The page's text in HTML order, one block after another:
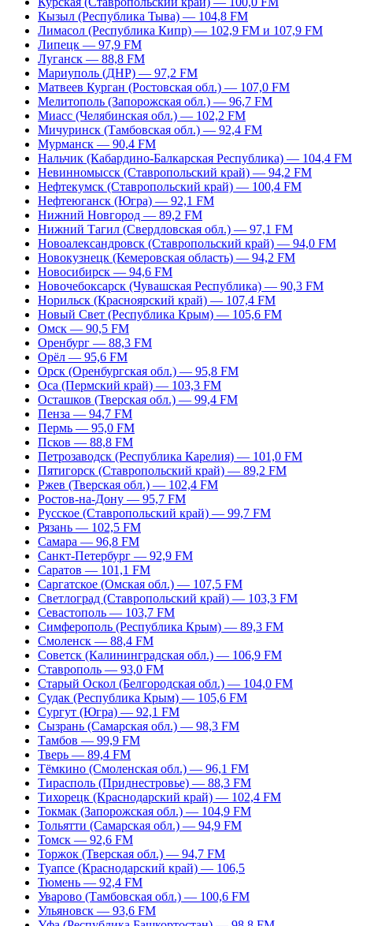
Кызыл (Республика Тыва) — 104,8 FM
Лимасол (Республика Кипр) — 102,9 FM и 107,9 FM
Липецк — 97,9 FM
Луганск — 88,8 FM
Мариуполь (ДНР) — 97,2 FM
Матвеев Курган (Ростовская обл.) — 107,0 FM
Мелитополь (Запорожская обл.) — 96,7 FM
Миасс (Челябинская обл.) — 102,2 FM
Мичуринск (Тамбовская обл.) — 92,4 FM
Мурманск — 90,4 FM
Нальчик (Кабардино-Балкарская Республика) — 104,4 FM
Невинномысск (Ставропольский край) — 94,2 FM
Нефтекумск (Ставропольский край) — 100,4 FM
Нефтеюганск (Югра) — 92,1 FM
Нижний Новгород — 89,2 FM
Нижний Тагил (Свердловская обл.) — 97,1 FM
Новоалександровск (Ставропольский край) — 94,0 FM
Новокузнецк (Кемеровская область) — 94,2 FM
Новосибирск — 94,6 FM
Новочебоксарск (Чувашская Республика) — 90,3 FM
Норильск (Красноярский край) — 107,4 FM
Новый Свет (Республика Крым) — 105,6 FM
Омск — 90,5 FM
Оренбург — 88,3 FM
Орёл — 95,6 FM
Орск (Оренбургская обл.) — 95,8 FM
Оса (Пермский край) — 103,3 FM
Осташков (Тверская обл.) — 99,4 FM
Пенза — 94,7 FM
Пермь — 95,0 FM
Псков — 88,8 FM
Петрозаводск (Республика Карелия) — 101,0 FM
Пятигорск (Ставропольский край) — 89,2 FM
Ржев (Тверская обл.) — 102,4 FM
Ростов-на-Дону — 95,7 FM
Русское (Ставропольский край) — 99,7 FM
Рязань — 102,5 FM
Самара — 96,8 FM
Санкт-Петербург — 92,9 FM
Саратов — 101,1 FM
Саргатское (Омская обл.) — 107,5 FM
Светлоград (Ставропольский край) — 103,3 FM
Севастополь — 103,7 FM
Симферополь (Республика Крым) — 89,3 FM
Смоленск — 88,4 FM
Советск (Калининградская обл.) — 106,9 FM
Ставрополь — 93,0 FM
Старый Оскол (Белгородская обл.) — 104,0 FM
Судак (Республика Крым) — 105,6 FM
Сургут (Югра) — 92,1 FM
Сызрань (Самарская обл.) — 98,3 FM
Тамбов — 99,9 FM
Тверь — 89,4 FM
Тёмкино (Смоленская обл.) — 96,1 FM
Тирасполь (Приднестровье) — 88,3 FM
Тихорецк (Краснодарский край) — 102,4 FM
Токмак (Запорожская обл.) — 104,9 FM
Тольятти (Самарская обл.) — 94,9 FM
Томск — 92,6 FM
Торжок (Тверская обл.) — 94,7 FM
Туапсе (Краснодарский край) — 106,5
Тюмень — 92,4 FM
Уварово (Тамбовская обл.) — 100,6 FM
Ульяновск — 93,6 FM